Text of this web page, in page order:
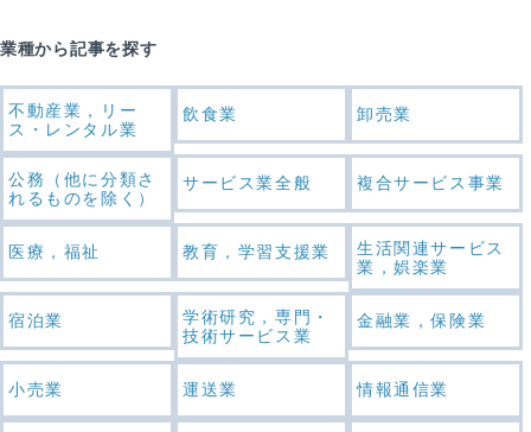
業種から記事を探す
不動産業，リー
ス・レンタル業
飲食業 卸売業
公務（他に分類さ
れるものを除く）
サービス業全般 複合サービス事業
医療，福祉 教育，学習支援業
生活関連サービス
業，娯楽業
宿泊業
学術研究，専門・
技術サービス業
金融業，保険業
小売業 運送業 情報通信業